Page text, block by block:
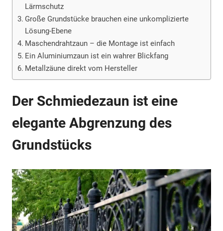
Lärmschutz
Große Grundstücke brauchen eine unkomplizierte
Lösung-Ebene
Maschendrahtzaun – die Montage ist einfach
Ein Aluminiumzaun ist ein wahrer Blickfang
Metallzäune direkt vom Hersteller
Der Schmiedezaun ist eine
elegante Abgrenzung des
Grundstücks